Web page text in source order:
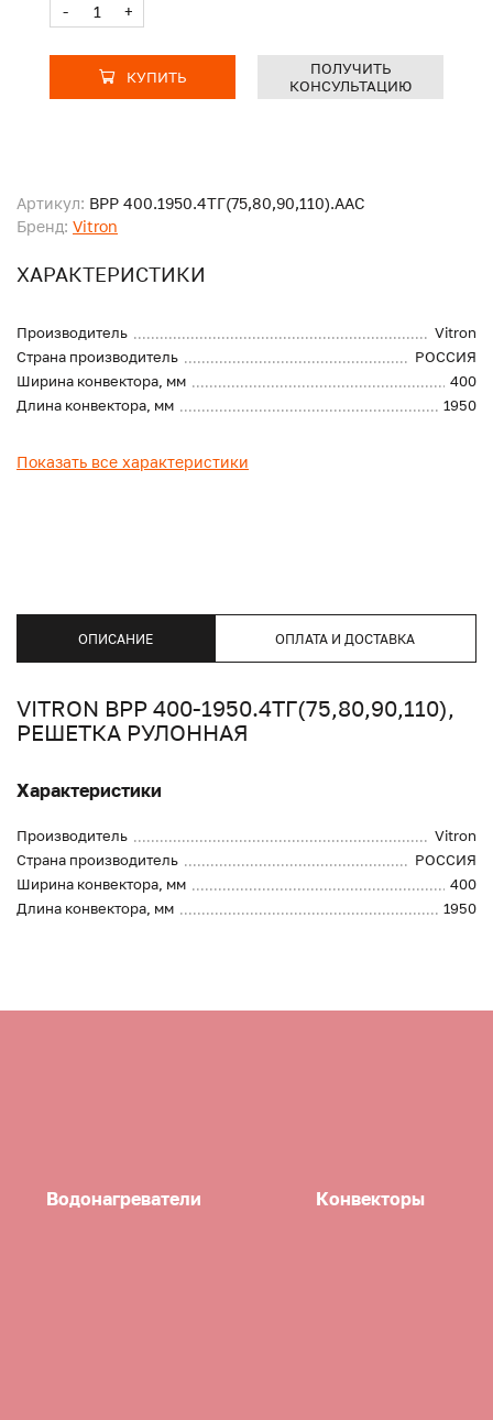
Артикул: ВРР 400.1950.4ТГ(75,80,90,110).ААС
Бренд: Vitron
ХАРАКТЕРИСТИКИ
Производитель
Vitron
Страна производитель
РОССИЯ
Ширина конвектора, мм
400
Длина конвектора, мм
1950
Показать все характеристики
- +
КУПИТЬ
ПОЛУЧИТЬ
КОНСУЛЬТАЦИЮ
ОПИСАНИЕ ОПЛАТА И ДОСТАВКА
VITRON ВРР 400-1950.4ТГ(75,80,90,110),
РЕШЕТКА РУЛОННАЯ
Характеристики
Производитель
Vitron
Страна производитель
РОССИЯ
Ширина конвектора, мм
400
Длина конвектора, мм
1950
Водонагреватели Конвекторы